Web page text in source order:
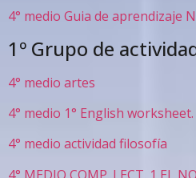
4° medio Guia de aprendizaje
1º Grupo de
4° medio artes
4° medio 1° English
4° medio actividad filosofía